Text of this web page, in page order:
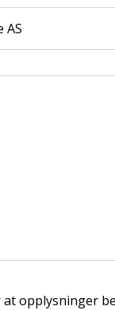
at opplysninger